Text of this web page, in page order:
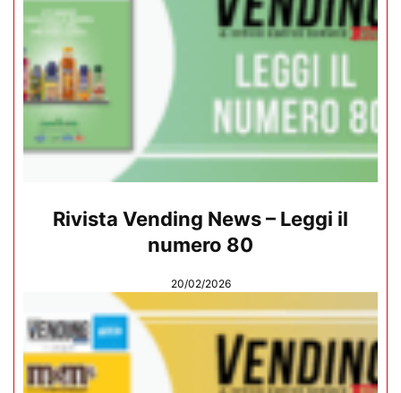
Rivista Vending News – Leggi il
numero 80
20/02/2026